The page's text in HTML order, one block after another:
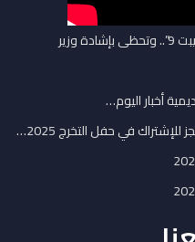
أكاديمية أخبار اليوم تشارك في “يوني إيجيبت 9”.. وتحظى بإشادة وزير
أخبار اليوم…
في حفل التخرج 2025…